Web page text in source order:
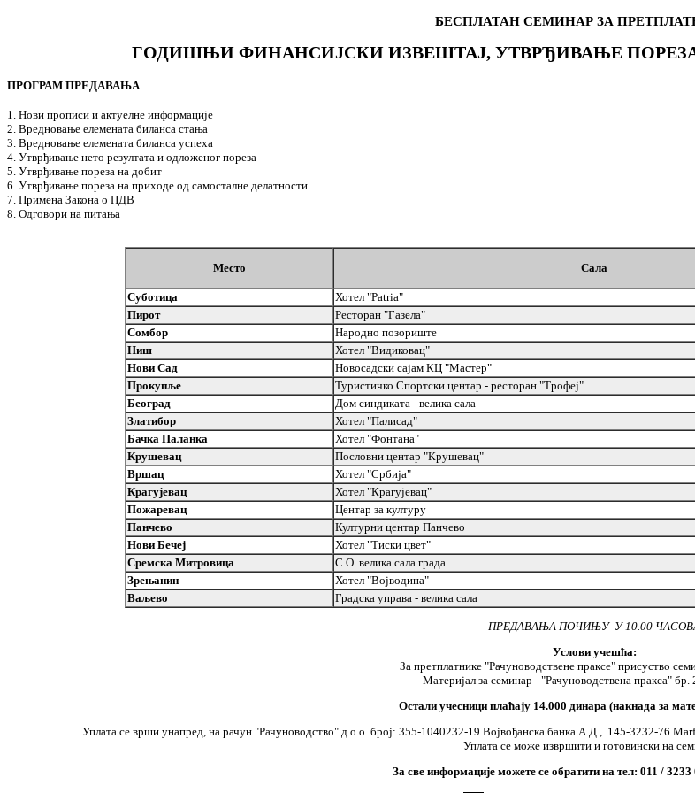
БЕСПЛАТАН СЕМИНАР ЗА
ГОДИШЊИ ФИНАНСИЈСКИ ИЗВЕШТАЈ, УТВРЂИВАЊЕ
ПРОГРАМ ПРЕДАВАЊА
1. Нови прописи и актуелне информације
2. Вредновање елемената биланса стања
3. Вредновање елемената биланса успеха
4. Утврђивање нето резултата и одложеног пореза
5. Утврђивање пореза на добит
6. Утврђивање пореза на приходе од самосталне делатности
7. Примена Закона о ПДВ
8. Одговори на питања
Место Сала
Суботица Хотел "Patria"
Пирот
Ресторан "Газела"
Сомбор
Народно позориште
Ниш
Хотел "Видиковац"
Нови Сад
Новосадски сајам КЦ "Мастер"
Прокупље
Туристичко Спортски центар - ресторан "Трофеј"
Београд
Дом синдиката - велика сала
Златибор
Хотел "Палисад"
Бачка Паланка
Хотел "Фонтана"
Крушевац
Пословни центар "Крушевац"
Вршац
Хотел "Србија"
Крагујевац
Хотел "Крагујевац"
Пожаревац
Центар за културу
Панчево
Културни центар Панчево
Нови Бечеј
Хотел "Тиски цвет"
Сремска Митровица
С.О. велика сала града
Зрењанин
Хотел "Војводина"
Ваљево
Градска управа - велика сала
ПРЕДАВАЊА ПОЧИЊУ У 10.00
Услови учешћа:
За претплатнике "Рачуноводствене праксе" присуство
Материјал за семинар - "Рачуноводствена пракса" бр.
Остали учесници плаћају 14.000 динара (накнада за
Уплата се врши унапред, на рачун "Рачуноводство" д.о.о. број: 355-1040232-19 Војвођанска банка А.Д., 145-3232-76
Уплата се може извршити и готовински на
За све информације можете се обратити на тел: 011 /